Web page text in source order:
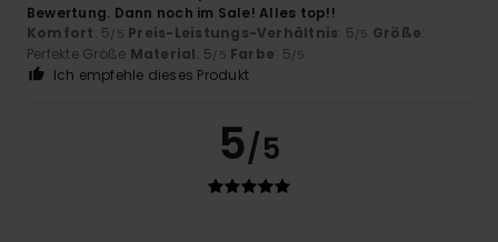
Bewertung. Dann noch im Sale! Alles top!!
Komfort: 5 /5 Preis-Leistungs-Verhältnis: 5 /5 Größe:
Perfekte Größe Material: 5 /5 Farbe: 5 /5
Ich empfehle dieses Produkt
5/5